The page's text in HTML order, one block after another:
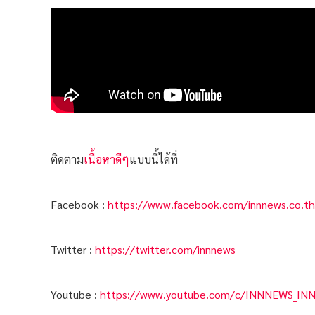
ติดตามเนื้อหาดีๆแบบนี้ได้ที่
Facebook : https://www.facebook.com/innnews.co.th
Twitter : https://twitter.com/innnews
Youtube : https://www.youtube.com/c/INNNEWS_INN